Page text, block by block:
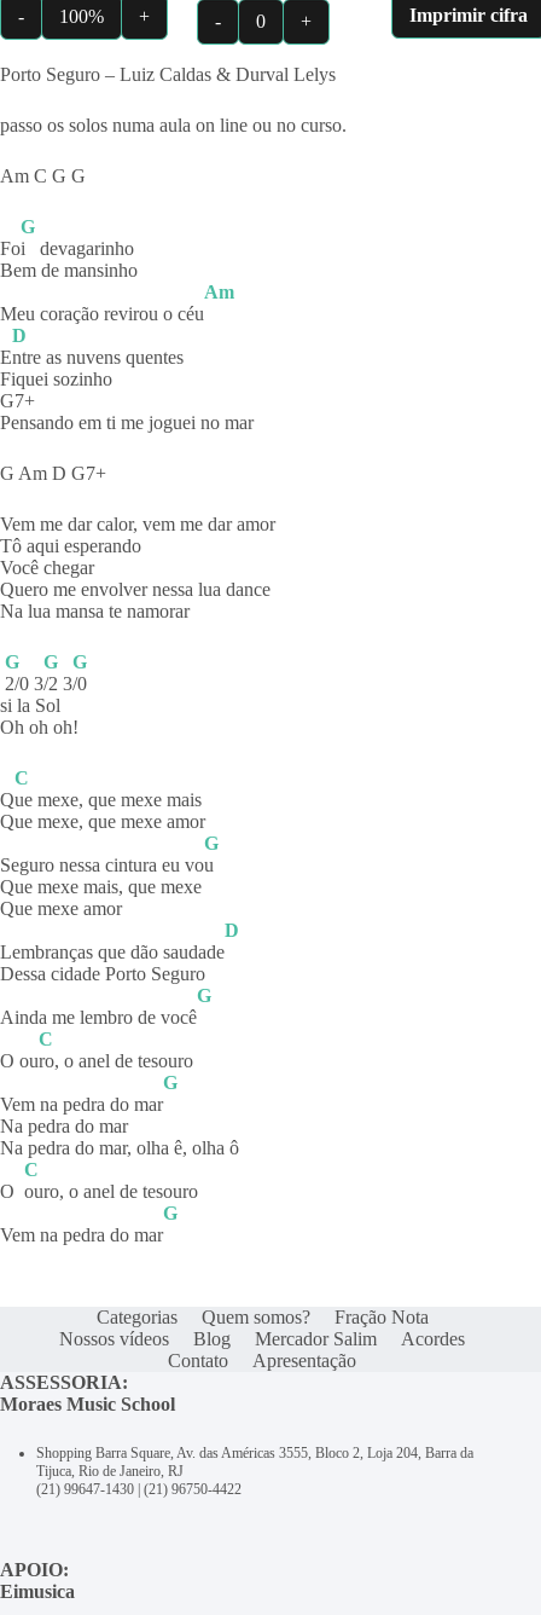
-
100% +
-
0 + Imprimir cifra
Porto Seguro – Luiz Caldas & Durval Lelys
passo os solos numa aula on line ou no curso.
Am C G G
Fo
G
i
devagarinho
Bem de mansinho
Meu coração revirou o céu
Am
E
D
ntre as nuvens quentes
Fiquei sozinho
G7+
Pensando em ti me joguei no mar
G Am D G7+
Vem me dar calor, vem me dar amor
Tô aqui esperando
Você chegar
Quero me envolver nessa lua dance
Na lua mansa te namorar
G
2/0 3
G
/2 3
G
/0
si la Sol
Oh oh oh!
Q
C
ue mexe, que mexe mais
Que mexe, que mexe amor
Seguro nessa cintura eu vo
G
u
Que mexe mais, que mexe
Que mexe amor
Lembranças que dão saudade
D
Dessa cidade Porto Seguro
Ainda me lembro de você
G
O ou
C
ro, o anel de tesouro
Vem na pedra do mar
G
Na pedra do mar
Na pedra do mar, olha ê, olha ô
O
C
ouro, o anel de tesouro
Vem na pedra do mar
G
Categorias Quem somos?
Fração Nota
Nossos vídeos
Blog Mercador Salim
Acordes
Contato
Apresentação
ASSESSORIA:
Moraes Music School
Shopping Barra Square, Av. das Américas 3555, Bloco 2, Loja 204, Barra da
Tijuca, Rio de Janeiro, RJ
(21) 99647-1430 (21) 96750-4422
APOIO:
Eimusica